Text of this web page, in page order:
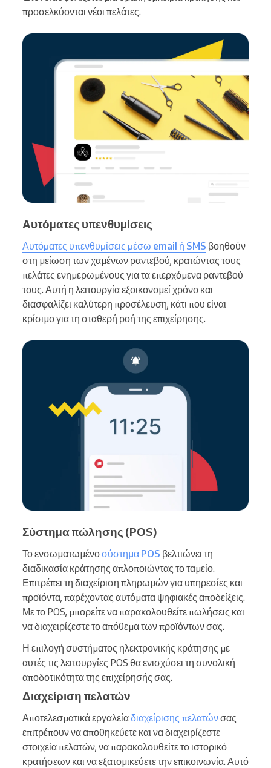
προσελκύονται νέοι πελάτες.
Αυτόματες υπενθυμίσεις
Αυτόματες υπενθυμίσεις μέσω email ή SMS βοηθούν
στη μείωση των χαμένων ραντεβού, κρατώντας τους
πελάτες ενημερωμένους για τα επερχόμενα ραντεβού
τους. Αυτή η λειτουργία εξοικονομεί χρόνο και
διασφαλίζει καλύτερη προσέλευση, κάτι που είναι
κρίσιμο για τη σταθερή ροή της επιχείρησης.
Σύστημα πώλησης (POS)
Το ενσωματωμένοσύστημα POS βελτιώνει τη
διαδικασία κράτησης απλοποιώντας το ταμείο.
Επιτρέπει τη διαχείριση πληρωμών για υπηρεσίες και
προϊόντα, παρέχοντας αυτόματα ψηφιακές αποδείξεις.
Με το POS, μπορείτε να παρακολουθείτε πωλήσεις και
να διαχειρίζεστε το απόθεμα των προϊόντων σας.
Η επιλογή συστήματος ηλεκτρονικής κράτησης με
αυτές τις λειτουργίες POS θα ενισχύσει τη συνολική
αποδοτικότητα της επιχείρησής σας.
Διαχείριση πελατών
Αποτελεσματικά εργαλείαδιαχείρισης πελατώνσας
επιτρέπουν να αποθηκεύετε και να διαχειρίζεστε
στοιχεία πελατών, να παρακολουθείτε το ιστορικό
κρατήσεων και να εξατομικεύετε την επικοινωνία. Αυτό